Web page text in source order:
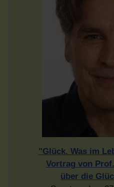
"Glück. Was im
Vortrag von
über die